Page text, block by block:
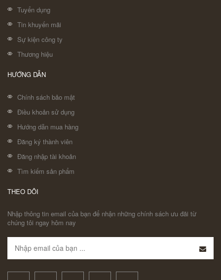
Tuyển dụng
Tin khuyến mãi
Sự kiện công ty
Thương hiệu
HƯỚNG DẪN
Chính sách bảo mật
Điều khoản sử dụng
Hướng dẫn mua hàng
Đăng ký thành viên
Đăng nhập tài khoản
Tìm kiếm sản phẩm
THEO DÕI
Nhập thông tin email của bạn để nhận những chính sách ưu đãi từ
chúng tôi ngay hôm nay